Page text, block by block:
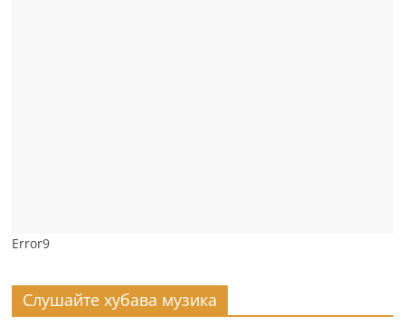
Error9
Слушайте хубава музика